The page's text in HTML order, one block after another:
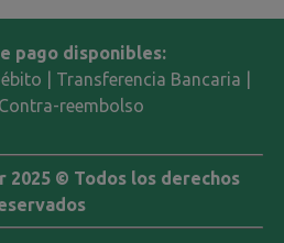
pago disponibles:
| Transferencia Bancaria |
reembolso
2025 © Todos los derechos